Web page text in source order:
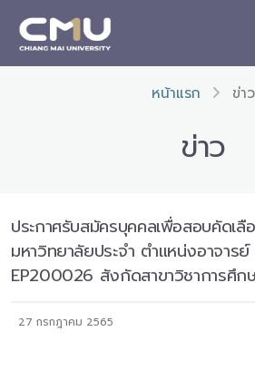
หน้าแรก ข่าว
ข่าว
ประกาศรับสมัครบุคคลเพื่อสอบคัดเ
มหาวิทยาลัยประจำ ตำแหน่งอาจาร
EP200026 สังกัดสาขาวิชาการศึก
27 กรกฎาคม 2565